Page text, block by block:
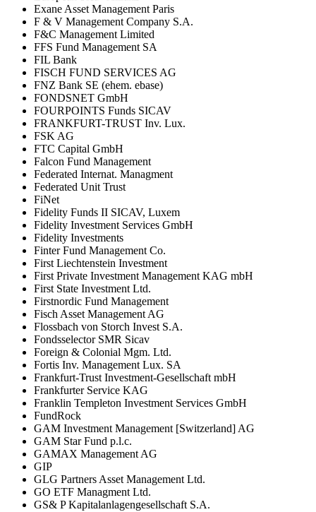
Exane Asset Management Paris
F & V Management Company S.A.
F&C Management Limited
FFS Fund Management SA
FIL Bank
FISCH FUND SERVICES AG
FNZ Bank SE (ehem. ebase)
FONDSNET GmbH
FOURPOINTS Funds SICAV
FRANKFURT-TRUST Inv. Lux.
FSK AG
FTC Capital GmbH
Falcon Fund Management
Federated Internat. Managment
Federated Unit Trust
FiNet
Fidelity Funds II SICAV, Luxem
Fidelity Investment Services GmbH
Fidelity Investments
Finter Fund Management Co.
First Liechtenstein Investment
First Private Investment Management KAG mbH
First State Investment Ltd.
Firstnordic Fund Management
Fisch Asset Management AG
Flossbach von Storch Invest S.A.
Fondsselector SMR Sicav
Foreign & Colonial Mgm. Ltd.
Fortis Inv. Management Lux. SA
Frankfurt-Trust Investment-Gesellschaft mbH
Frankfurter Service KAG
Franklin Templeton Investment Services GmbH
FundRock
GAM Investment Management [Switzerland] AG
GAM Star Fund p.l.c.
GAMAX Management AG
GIP
GLG Partners Asset Management Ltd.
GO ETF Managment Ltd.
GS& P Kapitalanlagengesellschaft S.A.